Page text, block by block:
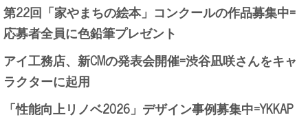
第22回「家やまちの絵本」コンクールの作品募集中=
応募者全員に色鉛筆プレゼント
アイ工務店、新CMの発表会開催=渋谷凪咲さんをキャ
ラクターに起用
「性能向上リノベ2026」デザイン事例募集中=YKKAP